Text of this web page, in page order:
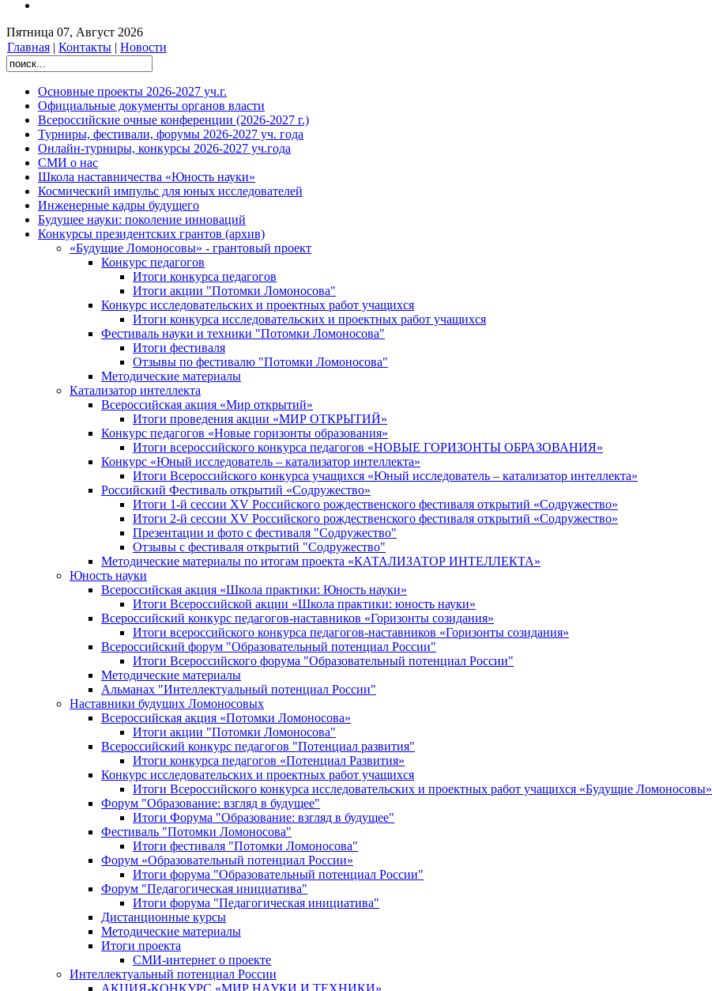
Пятница 07, Август 2026
Главная | Контакты | Новости
Основные проекты 2026-2027 уч.г.
Официальные документы органов власти
Всероссийские очные конференции (2026-2027 г.)
Турниры, фестивали, форумы 2026-2027 уч. года
Онлайн-турниры, конкурсы 2026-2027 уч.года
СМИ о нас
Школа наставничества «Юность науки»
Космический импульс для юных исследователей
Инженерные кадры будущего
Будущее науки: поколение инноваций
Конкурсы президентских грантов (архив)
«Будущие Ломоносовы» - грантовый проект
Конкурс педагогов
Итоги конкурса педагогов
Итоги акции "Потомки Ломоносова"
Конкурс исследовательских и проектных работ учащихся
Итоги конкурса исследовательских и проектных работ учащихся
Фестиваль науки и техники "Потомки Ломоносова"
Итоги фестиваля
Отзывы по фестивалю "Потомки Ломоносова"
Методические материалы
Катализатор интеллекта
Всероссийская акция «Мир открытий»
Итоги проведения акции «МИР ОТКРЫТИЙ»
Конкурс педагогов «Новые горизонты образования»
Итоги всероссийского конкурса педагогов «НОВЫЕ ГОРИЗОНТЫ ОБРАЗОВАНИЯ»
Конкурс «Юный исследователь – катализатор интеллекта»
Итоги Всероссийского конкурса учащихся «Юный исследователь – катализатор интеллекта»
Российский Фестиваль открытий «Содружество»
Итоги 1-й сессии XV Российского рождественского фестиваля открытий «Содружество»
Итоги 2-й сессии XV Российского рождественского фестиваля открытий «Содружество»
Презентации и фото с фестиваля "Содружество"
Отзывы с фестиваля открытий "Содружество"
Методические материалы по итогам проекта «КАТАЛИЗАТОР ИНТЕЛЛЕКТА»
Юность науки
Всероссийская акция «Школа практики: Юность науки»
Итоги Всероссийской акции «Школа практики: юность науки»
Всероссийский конкурс педагогов-наставников «Горизонты созидания»
Итоги всероссийского конкурса педагогов-наставников «Горизонты созидания»
Всероссийский форум "Образовательный потенциал России"
Итоги Всероссийского форума "Образовательный потенциал России"
Методические материалы
Альманах "Интеллектуальный потенциал России"
Наставники будущих Ломоносовых
Всероссийская акция «Потомки Ломоносова»
Итоги акции "Потомки Ломоносова"
Всероссийский конкурс педагогов "Потенциал развития"
Итоги конкурса педагогов «Потенциал Развития»
Конкурс исследовательских и проектных работ учащихся
Итоги Всероссийского конкурса исследовательских и проектных работ учащихся «Будущие Ломоносовы»
Форум "Образование: взгляд в будущее"
Итоги Форума "Образование: взгляд в будущее"
Фестиваль "Потомки Ломоносова"
Итоги фестиваля "Потомки Ломоносова"
Форум «Образовательный потенциал России»
Итоги форума "Образовательный потенциал России"
Форум "Педагогическая инициатива"
Итоги форума "Педагогическая инициатива"
Дистанционные курсы
Методические материалы
Итоги проекта
СМИ-интернет о проекте
Интеллектуальный потенциал России
АКЦИЯ-КОНКУРС «МИР НАУКИ И ТЕХНИКИ»